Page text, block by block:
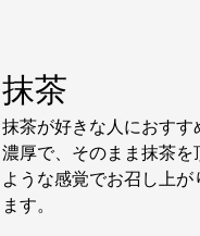
抹茶
抹茶が好きな人におすす
濃厚で、そのまま抹茶を
ような感覚でお召し上が
ます。